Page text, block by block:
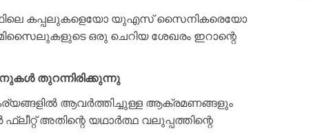
കപ്പലുകളെയോ യുഎസ് സൈനികരെയോ
ഒരു ചെറിയ ശേഖരം ഇറാന്റെ
തുറന്നിരിക്കുന്നു
ആവർത്തിച്ചുള്ള ആക്രമണങ്ങളും
അതിന്റെ യഥാർത്ഥ വലുപ്പത്തിന്റെ